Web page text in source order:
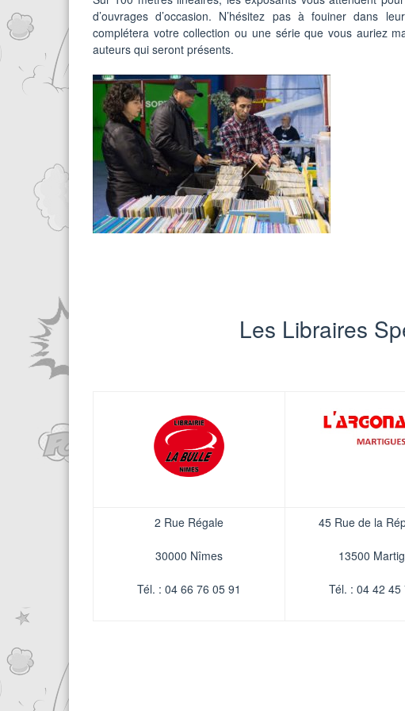
d’ouvrages d’occasion. N’hésitez pas à fouiner dans
complétera votre collection ou une série que vous auriez
auteurs qui seront présents.
Les Libraires
2 Rue Régale
30000 Nîmes
Tél. : 04 66 76 05 91
45 Rue de la
13500
Tél. : 04 42 45